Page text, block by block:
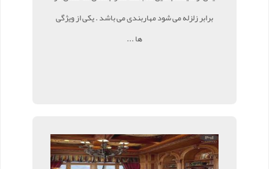
برابر زلزله می شود مهاربندی می باشد . یکی از ویژگی
ها ...